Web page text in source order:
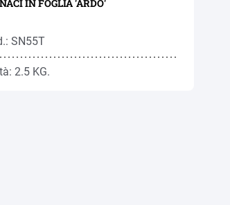
IN FOGLIA 'ARDO'
SN55T
2.5 KG.